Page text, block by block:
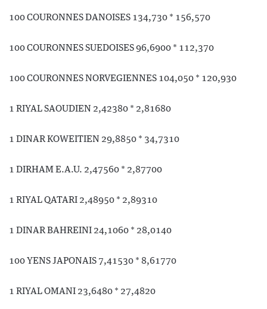
100 COURONNES DANOISES 134,730 * 156,570
100 COURONNES SUEDOISES 96,6900 * 112,370
100 COURONNES NORVEGIENNES 104,050 * 120,930
1 RIYAL SAOUDIEN 2,42380 * 2,81680
1 DINAR KOWEITIEN 29,8850 * 34,7310
1 DIRHAM E.A.U. 2,47560 * 2,87700
1 RIYAL QATARI 2,48950 * 2,89310
1 DINAR BAHREINI 24,1060 * 28,0140
100 YENS JAPONAIS 7,41530 * 8,61770
1 RIYAL OMANI 23,6480 * 27,4820